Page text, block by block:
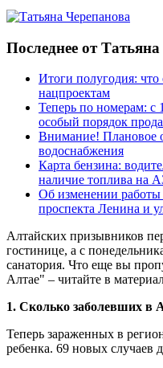
Последнее от
Итоги полугодия: что
нацпроектам
Теперь по номерам: с
особый порядок
Внимание! Плановое
водоснабжения
Карта бензина:
наличие топлива на
Об изменении работы
проспекта Ленина и
Алтайских призывников
гостинице, а с
санатория. Что еще вы
Алтае" – читайте в
1. Сколько заболевших в
Теперь зараженных в
ребенка. 69 новых случаев